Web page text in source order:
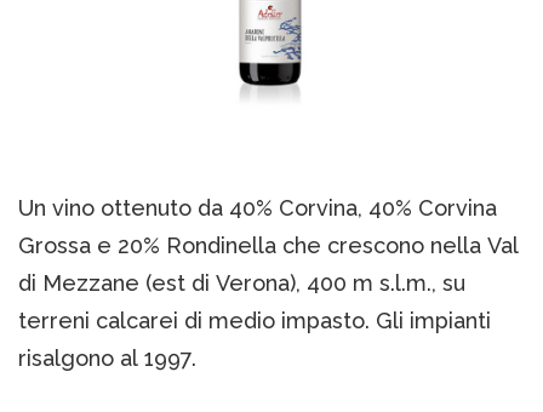
Un vino ottenuto da 40% Corvina, 40% Corvina
Grossa e 20% Rondinella che crescono nella Val
di Mezzane (est di Verona), 400 m s.l.m., su
terreni calcarei di medio impasto. Gli impianti
risalgono al 1997.